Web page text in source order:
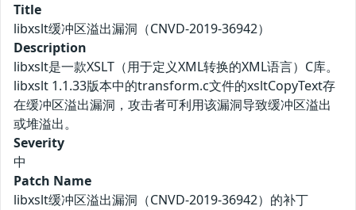
Title
libxslt缓冲区溢出漏洞（CNVD-2019-36942）
Description
libxslt是一款XSLT（用于定义XML转换的XML语言）C库。
libxslt 1.1.33版本中的transform.c文件的xsltCopyText存
在缓冲区溢出漏洞，攻击者可利用该漏洞导致缓冲区溢出
或堆溢出。
Severity
中
Patch Name
libxslt缓冲区溢出漏洞（CNVD-2019-36942）的补丁